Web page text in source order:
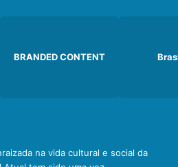
BRANDED CONTENT
na vida cultural e social da